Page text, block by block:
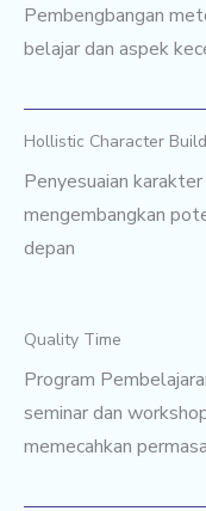
Pembengbangan
belajar dan aspek
Hollistic Character
Penyesuaian
mengembangkan
depan
Quality Time
Program
seminar dan
memecahkan